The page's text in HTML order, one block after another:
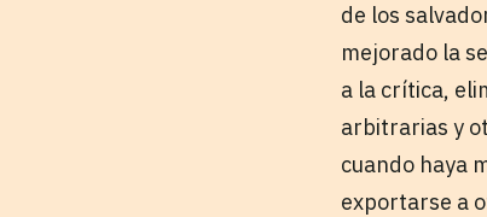
de los
mejorado la
a la crítica,
arbitrarias y
cuando haya
exportarse a